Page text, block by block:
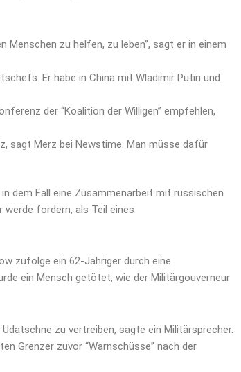
zu helfen, zu leben”, sagt er in einem
Er habe in China mit Wladimir Putin und
der “Koalition der Willigen” empfehlen,
sagt Merz bei Newstime. Man müsse dafür
dem Fall eine Zusammenarbeit mit russischen
werde fordern, als Teil eines
zufolge ein 62-Jähriger durch eine
ein Mensch getötet, wie der Militärgouverneur
zu vertreiben, sagte ein Militärsprecher.
Grenzer zuvor “Warnschüsse” nach der